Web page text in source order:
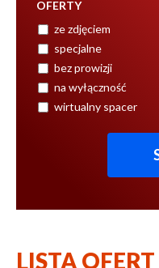
OFERTY
ze zdjęciem
specjalne
bez prowizji
na wyłączność
wirtualny spacer
LISTA OFERT